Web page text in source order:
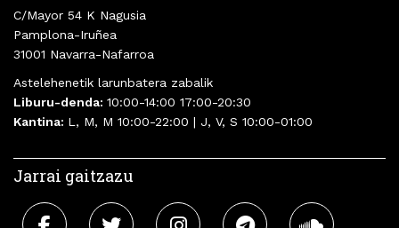
C/Mayor 54 K Nagusia
Pamplona-Iruñea
31001 Navarra-Nafarroa
Astelehenetik larunbatera zabalik
Liburu-denda: 10:00-14:00 17:00-20:30
Kantina: L, M, M 10:00-22:00 | J, V, S 10:00-01:00
Jarrai gaitzazu